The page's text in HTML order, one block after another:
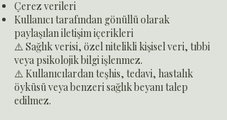
Çerez verileri
Kullanıcı tarafından gönüllü olarak
paylaşılan iletişim içerikleri
⚠️ Sağlık verisi, özel nitelikli kişisel veri, tıbbi
veya psikolojik bilgi işlenmez.
⚠️ Kullanıcılardan teşhis, tedavi, hastalık
öyküsü veya benzeri sağlık beyanı talep
edilmez.